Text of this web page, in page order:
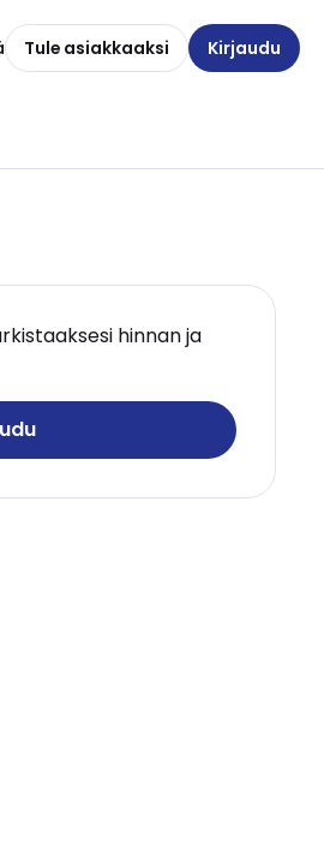
Tule asiakkaaksi Kirjaudu
hinnan ja